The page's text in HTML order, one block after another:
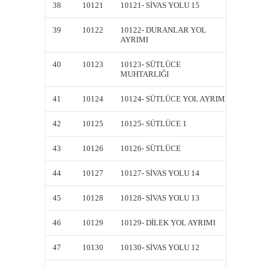
38 10121 10121- SİVAS YOLU 15
39 10122
10122- DURANLAR YOL
AYRIMI
40 10123
10123- SÜTLÜCE
MUHTARLIĞI
41 10124 10124- SÜTLÜCE YOL AYRIMI
42 10125 10125- SÜTLÜCE 1
43 10126 10126- SÜTLÜCE
44 10127 10127- SİVAS YOLU 14
45 10128 10128- SİVAS YOLU 13
46 10129 10129- DİLEK YOL AYRIMI
47 10130 10130- SİVAS YOLU 12